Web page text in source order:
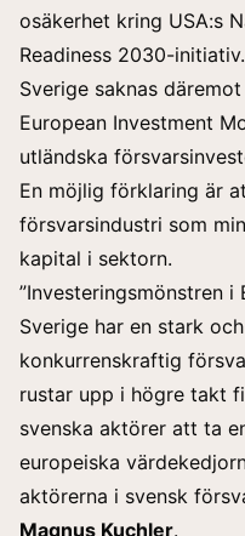
osäkerhet kring USA:s
Readiness 2030-initiativ.
Sverige saknas
European Investment
utländska
En möjlig förklaring är
försvarsindustri som
kapital i sektorn.
”Investeringsmönstren
Sverige har en stark
konkurrenskraftig
rustar upp i högre takt
svenska aktörer att ta
europeiska
aktörerna i svensk
Magnus Kuchler.